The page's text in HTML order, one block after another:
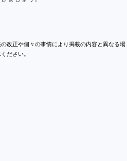
改正や個々の事情により掲載の内容と異なる場
ださい。